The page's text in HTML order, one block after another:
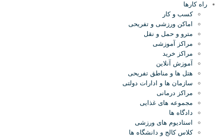
راه کارها
کسب و کار
اماکن ورزشی و تفریحی
مترو و حمل و نقل
مراکز آموزشی
مراکز خرید
آموزش آنلاین
هتل ها و مناطق تفریحی
سازمان ها و ادارات دولتی
مراکز درمانی
مجموعه های غذایی
دادگاه ها
استادیوم های ورزشی
کلاس کالج و دانشگاه ها